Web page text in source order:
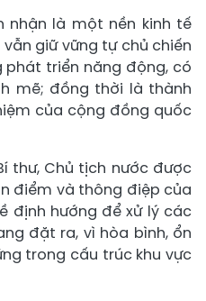
nhận là một nền kinh tế
giữ vững tự chủ chiến
triển năng động, có
mẽ; đồng thời là thành
của cộng đồng quốc
thư, Chủ tịch nước được
điểm và thông điệp của
định hướng để xử lý các
đặt ra, vì hòa bình, ổn
trong cấu trúc khu vực